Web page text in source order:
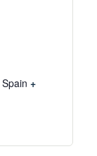
Spain +